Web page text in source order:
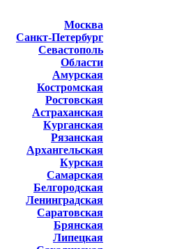
Москва
Санкт-Петербург
Севастополь
Области
Амурская
Костромская
Ростовская
Астраханская
Курганская
Рязанская
Архангельская
Курская
Самарская
Белгородская
Ленинградская
Саратовская
Брянская
Липецкая